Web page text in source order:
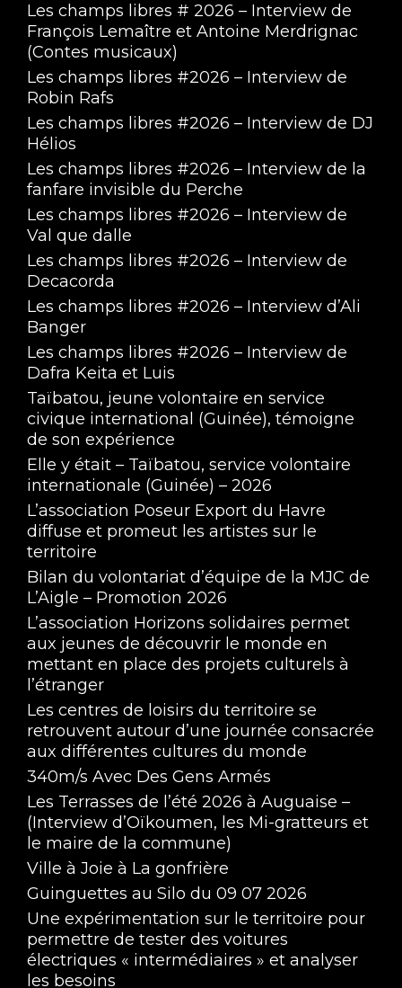
Les champs libres # 2026 – Interview de
François Lemaître et Antoine Merdrignac
(Contes musicaux)
Les champs libres #2026 – Interview de
Robin Rafs
Les champs libres #2026 – Interview de DJ
Hélios
Les champs libres #2026 – Interview de la
fanfare invisible du Perche
Les champs libres #2026 – Interview de
Val que dalle
Les champs libres #2026 – Interview de
Decacorda
Les champs libres #2026 – Interview d’Ali
Banger
Les champs libres #2026 – Interview de
Dafra Keita et Luis
Taïbatou, jeune volontaire en service
civique international (Guinée), témoigne
de son expérience
Elle y était – Taïbatou, service volontaire
internationale (Guinée) – 2026
L’association Poseur Export du Havre
diffuse et promeut les artistes sur le
territoire
Bilan du volontariat d’équipe de la MJC de
L’Aigle – Promotion 2026
L’association Horizons solidaires permet
aux jeunes de découvrir le monde en
mettant en place des projets culturels à
l’étranger
Les centres de loisirs du territoire se
retrouvent autour d’une journée consacrée
aux différentes cultures du monde
340m/s Avec Des Gens Armés
Les Terrasses de l’été 2026 à Auguaise –
(Interview d’Oïkoumen, les Mi-gratteurs et
le maire de la commune)
Ville à Joie à La gonfrière
Guinguettes au Silo du 09 07 2026
Une expérimentation sur le territoire pour
permettre de tester des voitures
électriques « intermédiaires » et analyser
les besoins